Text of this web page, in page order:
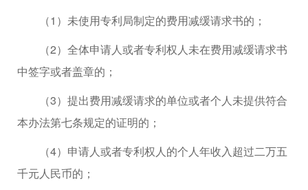
（1）未使用专利局制定的费用减缓请求书的；
（2）全体申请人或者专利权人未在费用减缓请求书
中签字或者盖章的；
（3）提出费用减缓请求的单位或者个人未提供符合
本办法第七条规定的证明的；
（4）申请人或者专利权人的个人年收入超过二万五
千元人民币的；